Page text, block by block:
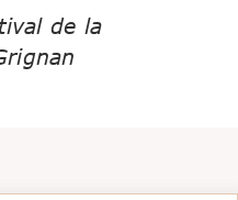
de la